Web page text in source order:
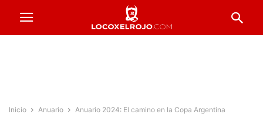
Inicio Anuario Anuario 2024: El camino en la Copa Argentina